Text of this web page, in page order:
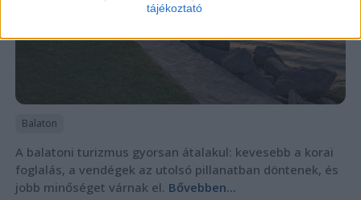
tájékoztató
Balaton
A balatoni turizmus gyorsan átalakul: kevesebb a korai
foglalás, a vendégek az utolsó pillanatban döntenek, és
jobb minőséget várnak el. Bővebben...